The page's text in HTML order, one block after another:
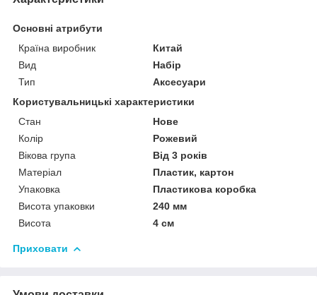
Основні атрибути
Країна виробник
Китай
Вид
Набір
Тип
Аксесуари
Користувальницькі характеристики
Стан
Нове
Колір
Рожевий
Вікова група
Від 3 років
Матеріал
Пластик, картон
Упаковка
Пластикова коробка
Висота упаковки
240 мм
Висота
4 см
Приховати